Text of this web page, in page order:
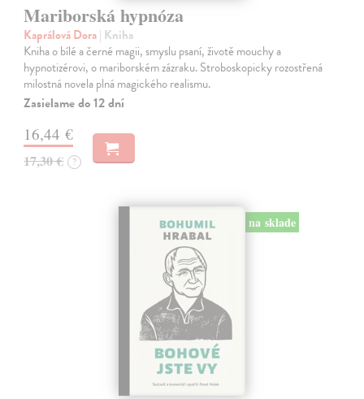
Mariborská hypnóza
Kaprálová Dora| Kniha
Kniha o bílé a černé magii, smyslu psaní, životě mouchy a
hypnotizérovi, o mariborském zázraku. Stroboskopicky rozostřená
milostná novela plná magického realismu.
Zasielame do 12 dní
16,44 €
17,30 € ?
na sklade